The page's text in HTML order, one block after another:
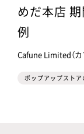
めだ本店
例
Cafune Limited（カ
ポップアップストア